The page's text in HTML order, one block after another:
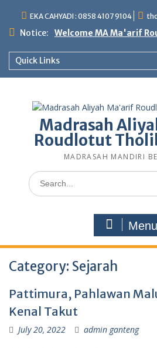
content
EKA CAHYADI : 0858 4107 9104
Notice: Welcome MA Ma'arif
Quick Links
Madrasah
Roudlotut
MADRASAH MANDIRI
Search
for:
Menu
Category: Sejarah
Pattimura, Pahlawan
Kenal Takut
July 20, 2022 admin ganteng